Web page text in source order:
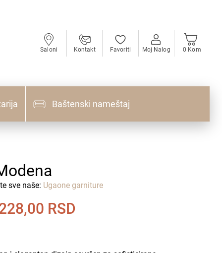
Saloni Kontakt Favoriti Moj Nalog 0 Kom
Baštenski nameštaj
sve naše: Ugaone garniture
RSD